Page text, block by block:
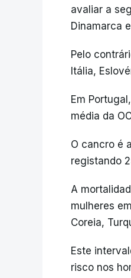
avaliar a
Dinamarca
Pelo
Itália,
Em
média da
O cancro é
registando
A
mulheres
Coreia,
Este
risco nos